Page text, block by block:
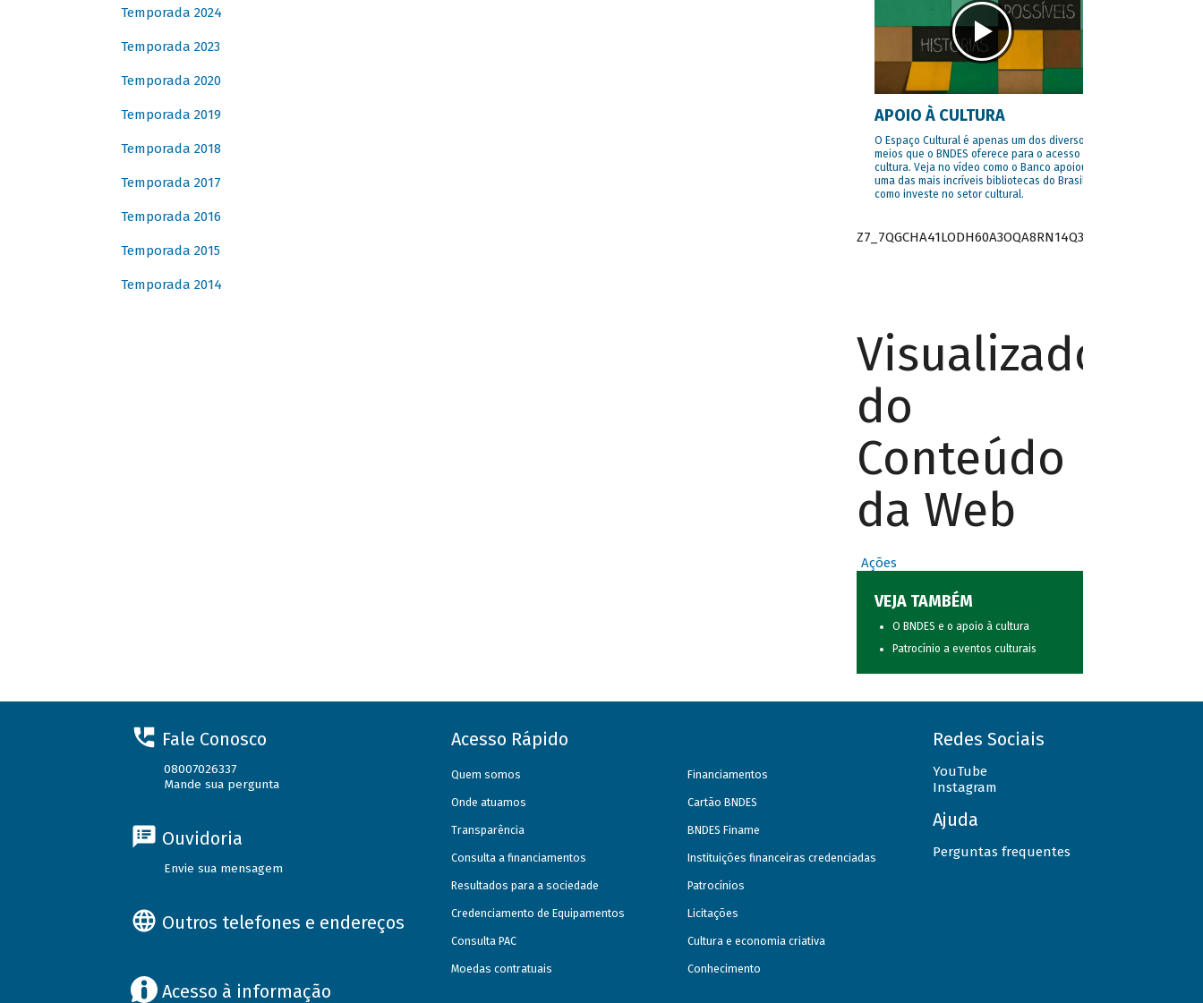
Temporada 2024
Temporada 2023
Temporada 2020
Temporada 2019
Temporada 2018
Temporada 2017
Temporada 2016
Temporada 2015
Temporada 2014
APOIO À CULTURA
O Espaço Cultural é apenas um dos diversos
meios que o BNDES oferece para o acesso à
cultura. Veja no vídeo como o Banco apoiou
uma das mais incríveis bibliotecas do Brasil e
como investe no setor cultural.
Z7_7QGCHA41LODH60A3OQA8RN14Q3
Visualizador
do
Conteúdo
da Web
Ações
VEJA TAMBÉM
O BNDES e o apoio à cultura
Patrocínio a eventos culturais
Fale Conosco
08007026337
Mande sua pergunta
Ouvidoria
Envie sua mensagem
Outros telefones e endereços
Acesso à informação
Acesso Rápido
Quem somos
Onde atuamos
Transparência
Consulta a financiamentos
Resultados para a sociedade
Credenciamento de Equipamentos
Consulta PAC
Moedas contratuais
Financiamentos
Cartão BNDES
BNDES Finame
Instituições financeiras credenciadas
Patrocínios
Licitações
Cultura e economia criativa
Conhecimento
Redes Sociais
YouTube
Instagram
Ajuda
Perguntas frequentes